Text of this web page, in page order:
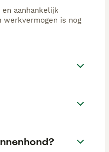
aanhankelijk
werkvermogen is nog